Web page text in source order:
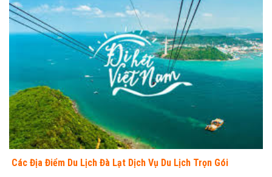
Các Địa Điểm Du Lịch Đà Lạt Dịch Vụ Du Lịch Trọn Gói